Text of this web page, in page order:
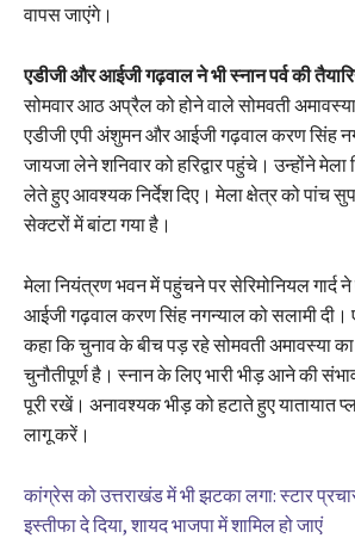
वापस जाएंगे।
एडीजी और आईजी गढ़वाल ने भी स्नान पर्व की
सोमवार आठ अप्रैल को होने वाले सोमवती
एडीजी एपी अंशुमन और आईजी गढ़वाल करण सिंह
जायजा लेने शनिवार को हरिद्वार पहुंचे। उन्होंने
लेते हुए आवश्यक निर्देश दिए। मेला क्षेत्र को पांच
सेक्टरों में बांटा गया है।
मेला नियंत्रण भवन में पहुंचने पर सेरिमोनियल गार्द
आईजी गढ़वाल करण सिंह नगन्याल को सलामी दी।
कहा कि चुनाव के बीच पड़ रहे सोमवती अमावस्या
चुनौतीपूर्ण है। स्नान के लिए भारी भीड़ आने की
पूरी रखें। अनावश्यक भीड़ को हटाते हुए यातायात
लागू करें।
कांग्रेस को उत्तराखंड में भी झटका लगा: स्टार
इस्तीफा दे दिया, शायद भाजपा में शामिल हो जाएं